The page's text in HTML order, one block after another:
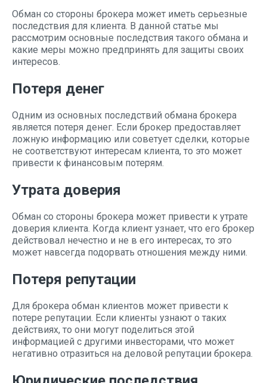
Обман со стороны брокера может иметь серьезные
последствия для клиента. В данной статье мы
рассмотрим основные последствия такого обмана и
какие меры можно предпринять для защиты своих
интересов.
Потеря денег
Одним из основных последствий обмана брокера
является потеря денег. Если брокер предоставляет
ложную информацию или советует сделки, которые
не соответствуют интересам клиента, то это может
привести к финансовым потерям.
Утрата доверия
Обман со стороны брокера может привести к утрате
доверия клиента. Когда клиент узнает, что его брокер
действовал нечестно и не в его интересах, то это
может навсегда подорвать отношения между ними.
Потеря репутации
Для брокера обман клиентов может привести к
потере репутации. Если клиенты узнают о таких
действиях, то они могут поделиться этой
информацией с другими инвесторами, что может
негативно отразиться на деловой репутации брокера.